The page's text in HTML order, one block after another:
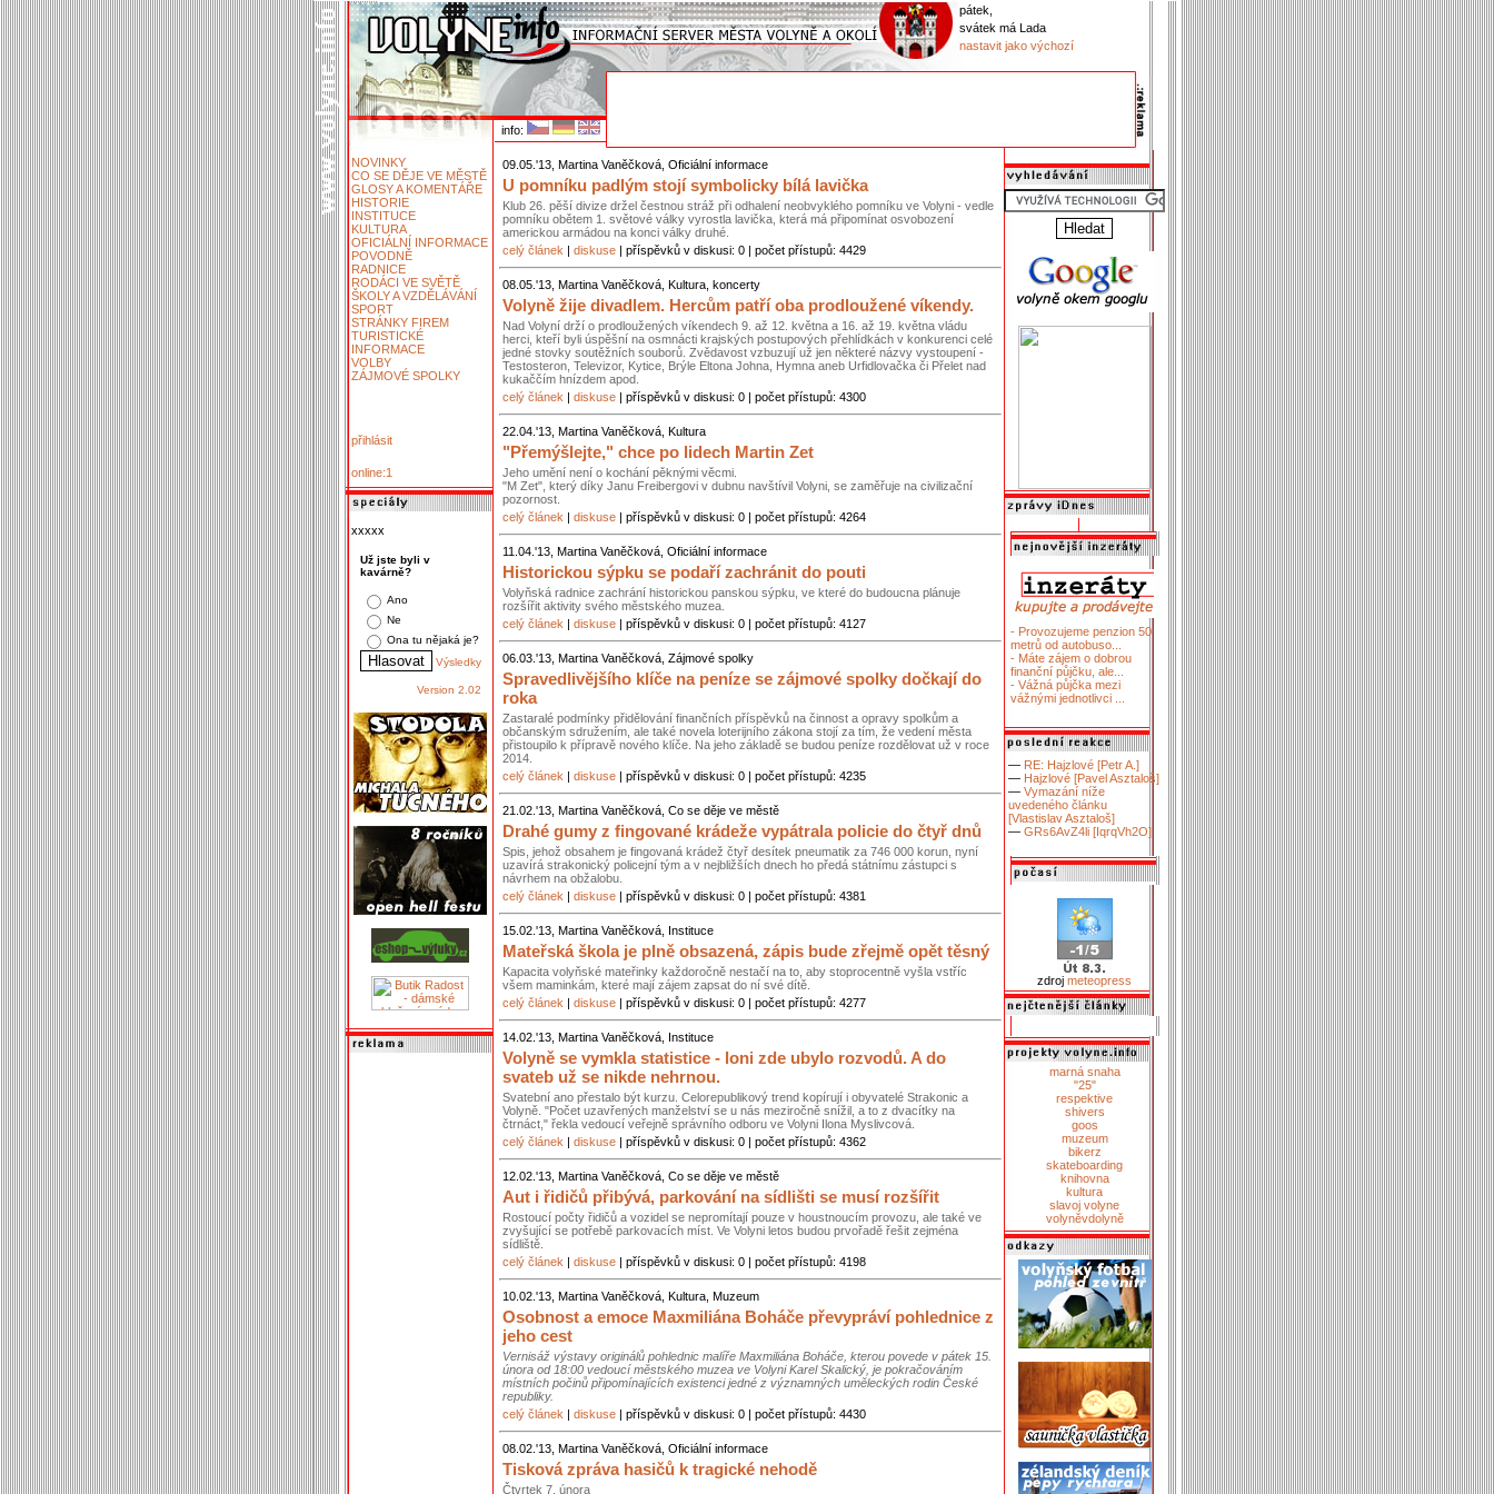
pátek,
svátek má Lada
nastavit jako výchozí
info:
NOVINKY
CO SE DĚJE VE MĚSTĚ
GLOSY A KOMENTÁŘE
HISTORIE
INSTITUCE
KULTURA
OFICIÁLNÍ INFORMACE
POVODNĚ
RADNICE
RODÁCI VE SVĚTĚ
ŠKOLY A VZDĚLÁVÁNÍ
SPORT
STRÁNKY FIREM
TURISTICKÉ
INFORMACE
VOLBY
ZÁJMOVÉ SPOLKY
přihlásit
online:1
xxxxx
Už jste byli v
kavárně?
Ano
Ne
Ona tu nějaká je?
Výsledky
Version 2.02
09.05.'13, Martina Vaněčková, Oficiální informace
U pomníku padlým stojí symbolicky bílá lavička
Klub 26. pěší divize držel čestnou stráž při odhalení neobvyklého pomníku ve Volyni - vedle
pomníku obětem 1. světové války vyrostla lavička, která má připomínat osvobození
americkou armádou na konci války druhé.
celý článek | diskuse | příspěvků v diskusi: 0 | počet přístupů: 4429
08.05.'13, Martina Vaněčková, Kultura, koncerty
Volyně žije divadlem. Hercům patří oba prodloužené víkendy.
Nad Volyní drží o prodloužených víkendech 9. až 12. května a 16. až 19. května vládu
herci, kteří byli úspěšní na osmnácti krajských postupových přehlídkách v konkurenci celé
jedné stovky soutěžních souborů. Zvědavost vzbuzují už jen některé názvy vystoupení -
Testosteron, Televizor, Kytice, Brýle Eltona Johna, Hymna aneb Urfidlovačka či Přelet nad
kukaččím hnízdem apod.
celý článek | diskuse | příspěvků v diskusi: 0 | počet přístupů: 4300
22.04.'13, Martina Vaněčková, Kultura
"Přemýšlejte," chce po lidech Martin Zet
Jeho umění není o kochání pěknými věcmi.
"M Zet", který díky Janu Freibergovi v dubnu navštívil Volyni, se zaměřuje na civilizační
pozornost.
celý článek | diskuse | příspěvků v diskusi: 0 | počet přístupů: 4264
11.04.'13, Martina Vaněčková, Oficiální informace
Historickou sýpku se podaří zachránit do pouti
Volyňská radnice zachrání historickou panskou sýpku, ve které do budoucna plánuje
rozšířit aktivity svého městského muzea.
celý článek | diskuse | příspěvků v diskusi: 0 | počet přístupů: 4127
06.03.'13, Martina Vaněčková, Zájmové spolky
Spravedlivějšího klíče na peníze se zájmové spolky dočkají do
roka
Zastaralé podmínky přidělování finančních příspěvků na činnost a opravy spolkům a
občanským sdružením, ale také novela loterijního zákona stojí za tím, že vedení města
přistoupilo k přípravě nového klíče. Na jeho základě se budou peníze rozdělovat už v roce
2014.
celý článek | diskuse | příspěvků v diskusi: 0 | počet přístupů: 4235
21.02.'13, Martina Vaněčková, Co se děje ve městě
Drahé gumy z fingované krádeže vypátrala policie do čtyř dnů
Spis, jehož obsahem je fingovaná krádež čtyř desítek pneumatik za 746 000 korun, nyní
uzavírá strakonický policejní tým a v nejbližších dnech ho předá státnímu zástupci s
návrhem na obžalobu.
celý článek | diskuse | příspěvků v diskusi: 0 | počet přístupů: 4381
15.02.'13, Martina Vaněčková, Instituce
Mateřská škola je plně obsazená, zápis bude zřejmě opět těsný
Kapacita volyňské mateřinky každoročně nestačí na to, aby stoprocentně vyšla vstříc
všem maminkám, které mají zájem zapsat do ní své dítě.
celý článek | diskuse | příspěvků v diskusi: 0 | počet přístupů: 4277
14.02.'13, Martina Vaněčková, Instituce
Volyně se vymkla statistice - loni zde ubylo rozvodů. A do
svateb už se nikde nehrnou.
Svatební ano přestalo být kurzu. Celorepublikový trend kopírují i obyvatelé Strakonic a
Volyně. "Počet uzavřených manželství se u nás meziročně snížil, a to z dvacítky na
čtrnáct," řekla vedoucí veřejně správního odboru ve Volyni Ilona Myslivcová.
celý článek | diskuse | příspěvků v diskusi: 0 | počet přístupů: 4362
12.02.'13, Martina Vaněčková, Co se děje ve městě
Aut i řidičů přibývá, parkování na sídlišti se musí rozšířit
Rostoucí počty řidičů a vozidel se nepromítají pouze v houstnoucím provozu, ale také ve
zvyšující se potřebě parkovacích míst. Ve Volyni letos budou prvořadě řešit zejména
sídliště.
celý článek | diskuse | příspěvků v diskusi: 0 | počet přístupů: 4198
10.02.'13, Martina Vaněčková, Kultura, Muzeum
Osobnost a emoce Maxmiliána Boháče převypráví pohlednice z
jeho cest
Vernisáž výstavy originálů pohlednic malíře Maxmiliána Boháče, kterou povede v pátek 15.
února od 18:00 vedoucí městského muzea ve Volyni Karel Skalický, je pokračováním
místních počinů připomínajících existenci jedné z významných uměleckých rodin České
republiky.
celý článek | diskuse | příspěvků v diskusi: 0 | počet přístupů: 4430
08.02.'13, Martina Vaněčková, Oficiální informace
Tisková zpráva hasičů k tragické nehodě
Čtvrtek 7. února
- Provozujeme penzion 50
metrů od autobuso...
- Máte zájem o dobrou
finanční půjčku, ale...
- Vážná půjčka mezi
vážnými jednotlivci ...
— RE: Hajzlové [Petr A.]
— Hajzlové [Pavel Asztaloš]
— Vymazání níže
uvedeného článku
[Vlastislav Asztaloš]
— GRs6AvZ4li [IqrqVh2O]
zdroj meteopress
marná snaha
"25"
respektive
shivers
goos
muzeum
bikerz
skateboarding
knihovna
kultura
slavoj volyne
volyněvdolyně